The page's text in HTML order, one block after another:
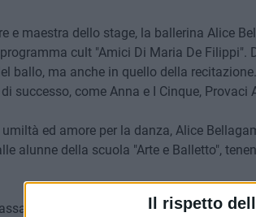
Il rispetto
e maestra dello stage, la ballerina Alice
cult "Amici Di Maria De Filippi".
ballo, ma anche in quello della
successo, come Anna e I Cinque, Provaci
ed amore per la danza, Alice
alunne della scuola "Arte e Balletto",
assieme hanno lasciato un gran bel